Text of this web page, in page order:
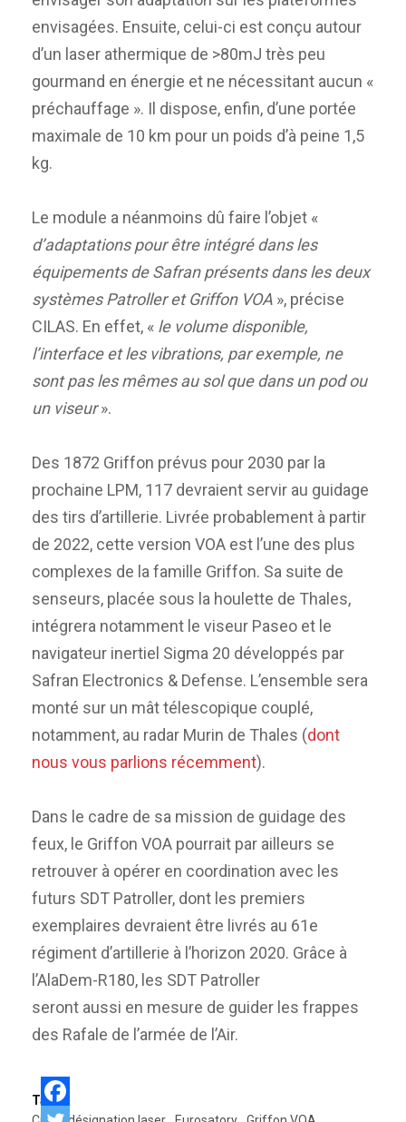
envisagées. Ensuite, celui-ci est conçu autour
d’un laser athermique de >80mJ très peu
gourmand en énergie et ne nécessitant aucun «
préchauffage ». Il dispose, enfin, d’une portée
maximale de 10 km pour un poids d’à peine 1,5
kg.
Le module a néanmoins dû faire l’objet «
d’adaptations pour être intégré dans les
équipements de Safran présents dans les deux
systèmes Patroller et Griffon VOA », précise
CILAS. En effet, « le volume disponible,
l’interface et les vibrations, par exemple, ne
sont pas les mêmes au sol que dans un pod ou
un viseur».
Des 1872 Griffon prévus pour 2030 par la
prochaine LPM, 117 devraient servir au guidage
des tirs d’artillerie. Livrée probablement à partir
de 2022, cette version VOA est l’une des plus
complexes de la famille Griffon. Sa suite de
senseurs, placée sous la houlette de Thales,
intégrera notamment le viseur Paseo et le
navigateur inertiel Sigma 20 développés par
Safran Electronics & Defense. L’ensemble sera
monté sur un mât télescopique couplé,
notamment, au radar Murin de Thales (dont
nous vous parlions récemment).
Dans le cadre de sa mission de guidage des
feux, le Griffon VOA pourrait par ailleurs se
retrouver à opérer en coordination avec les
futurs SDT Patroller, dont les premiers
exemplaires devraient être livrés au 61e
régiment d’artillerie à l’horizon 2020. Grâce à
l’AlaDem-R180, les SDT Patroller
seront aussi en mesure de guider les frappes
des Rafale de l’armée de l’Air.
Tags: